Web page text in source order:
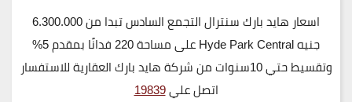
اسعار هايد بارك سنترال التجمع السادس تبدا من 6.300.000
جنيه Hyde Park Central على مساحة 220 فدانًا بمقدم 5%
وتقسيط حتي 10سنوات من شركة هايد بارك العقارية للاستفسار
اتصل علي19839